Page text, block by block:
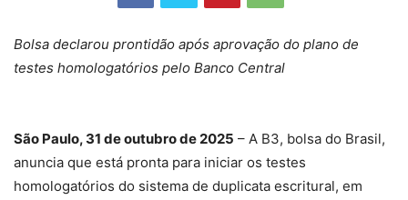
Bolsa declarou prontidão após aprovação do plano de
testes homologatórios pelo Banco Central
São Paulo, 31 de outubro de 2025 – A B3, bolsa do Brasil,
anuncia que está pronta para iniciar os testes
homologatórios do sistema de duplicata escritural, em